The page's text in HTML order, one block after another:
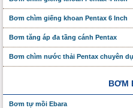
Bơm chìm giếng khoan Pentax 6 Inch
Bơm tăng áp đa tầng cánh Pentax
Bơm chìm nước thải Pentax chuyên
BƠM
Bơm tự mồi Ebara